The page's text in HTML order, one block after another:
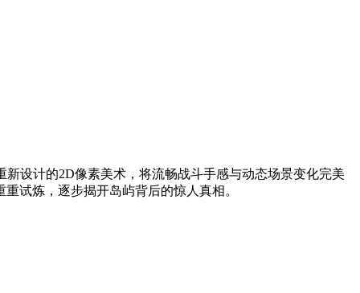
设计的2D像素美术，将流畅战斗手感与动态场景变化完美
试炼，逐步揭开岛屿背后的惊人真相。